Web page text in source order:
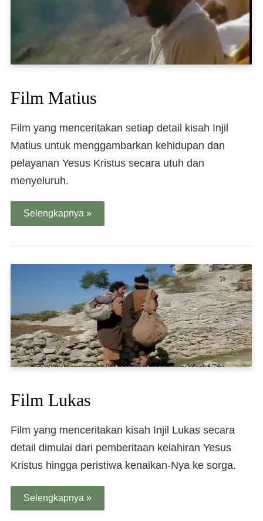
Film Matius
Film yang menceritakan setiap detail kisah Injil
Matius untuk menggambarkan kehidupan dan
pelayanan Yesus Kristus secara utuh dan
menyeluruh.
Selengkapnya »
Film Lukas
Film yang menceritakan kisah Injil Lukas secara
detail dimulai dari pemberitaan kelahiran Yesus
Kristus hingga peristiwa kenaikan-Nya ke sorga.
Selengkapnya »